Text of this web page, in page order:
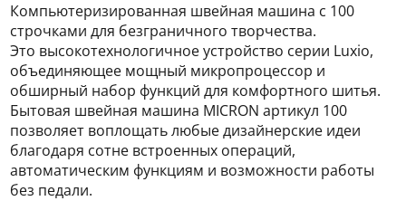
Компьютеризированная швейная машина с 100
строчками для безграничного творчества.
Это высокотехнологичное устройство серии Luxio,
объединяющее мощный микропроцессор и
обширный набор функций для комфортного шитья.
Бытовая швейная машина MICRON артикул 100
позволяет воплощать любые дизайнерские идеи
благодаря сотне встроенных операций,
автоматическим функциям и возможности работы
без педали.